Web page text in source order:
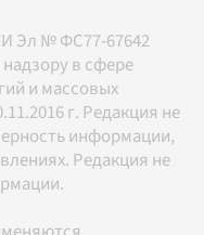
Эл № ФС77-67642
в сфере
и массовых
г. Редакция не
информации,
Редакция не